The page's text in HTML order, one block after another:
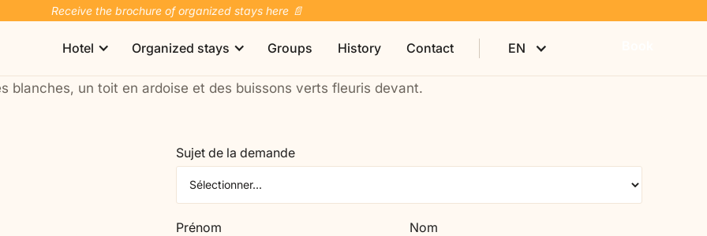
Receive the brochure of organized stays here 📄
Hotel Organized stays Groups History Contact EN
Sujet de la demande
Prénom Nom